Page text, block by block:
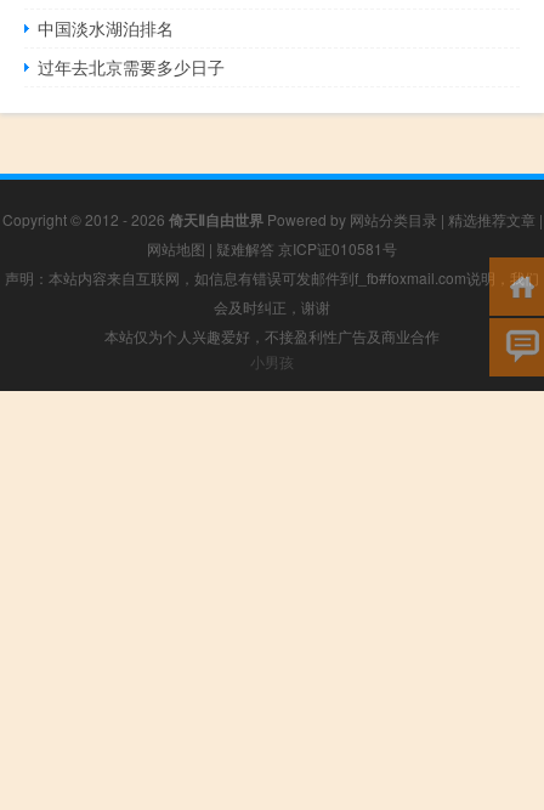
中国淡水湖泊排名
过年去北京需要多少日子
Copyright © 2012 - 2026 倚天Ⅱ自由世界Powered by 网站分类目录 | 精选推荐文章 |
网站地图 | 疑难解答 京ICP证010581号
声明：本站内容来自互联网，如信息有错误可发邮件到f_fb#foxmail.com说明，我们
会及时纠正，谢谢
本站仅为个人兴趣爱好，不接盈利性广告及商业合作
小男孩